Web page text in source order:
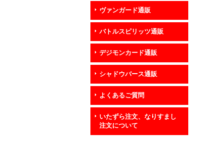
ヴァンガード通販
バトルスピリッツ通販
デジモンカード通販
シャドウバース通販
よくあるご質問
いたずら注文、なりすまし
注文について